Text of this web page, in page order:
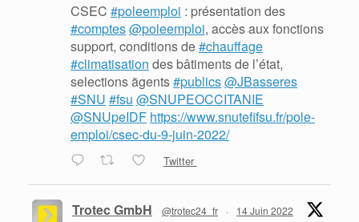
CSEC #poleemploi : présentation des
#comptes@poleemploi, accès aux fonctions
support, conditions de#chauffage
#climatisation des bâtiments de l’état,
selections ãgents#publics@JBasseres
#SNU #fsu @SNUPEOCCITANIE
@SNUpeIDF https://www.snutefifsu.fr/pole-
emploi/csec-du-9-juin-2022/
Twitter
Trotec GmbH @trotec24_fr · 14 Juin 2022